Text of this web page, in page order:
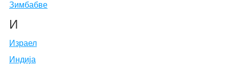
Зимбабве
И
Израел
Индија